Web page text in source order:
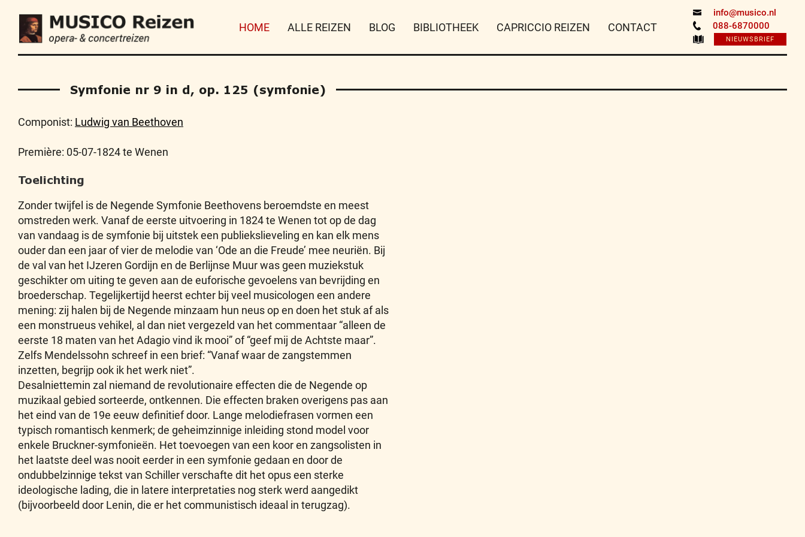
info@musico.nl
088-6870000
NIEUWSBRIEF
HOME ALLE REIZEN BLOG BIBLIOTHEEK CAPRICCIO REIZEN CONTACT
Symfonie nr 9 in d, op. 125 (symfonie)
Componist: Ludwig van Beethoven
Première: 05-07-1824 te Wenen
Toelichting
Zonder twijfel is de Negende Symfonie Beethovens beroemdste en meest
omstreden werk. Vanaf de eerste uitvoering in 1824 te Wenen tot op de dag
van vandaag is de symfonie bij uitstek een publiekslieveling en kan elk mens
ouder dan een jaar of vier de melodie van ‘Ode an die Freude’ mee neuriën. Bij
de val van het IJzeren Gordijn en de Berlijnse Muur was geen muziekstuk
geschikter om uiting te geven aan de euforische gevoelens van bevrijding en
broederschap. Tegelijkertijd heerst echter bij veel musicologen een andere
mening: zij halen bij de Negende minzaam hun neus op en doen het stuk af als
een monstrueus vehikel, al dan niet vergezeld van het commentaar “alleen de
eerste 18 maten van het Adagio vind ik mooi” of “geef mij de Achtste maar”.
Zelfs Mendelssohn schreef in een brief: “Vanaf waar de zangstemmen
inzetten, begrijp ook ik het werk niet”.
Desalniettemin zal niemand de revolutionaire effecten die de Negende op
muzikaal gebied sorteerde, ontkennen. Die effecten braken overigens pas aan
het eind van de 19e eeuw definitief door. Lange melodiefrasen vormen een
typisch romantisch kenmerk; de geheimzinnige inleiding stond model voor
enkele Bruckner-symfonieën. Het toevoegen van een koor en zangsolisten in
het laatste deel was nooit eerder in een symfonie gedaan en door de
ondubbelzinnige tekst van Schiller verschafte dit het opus een sterke
ideologische lading, die in latere interpretaties nog sterk werd aangedikt
(bijvoorbeeld door Lenin, die er het communistisch ideaal in terugzag).